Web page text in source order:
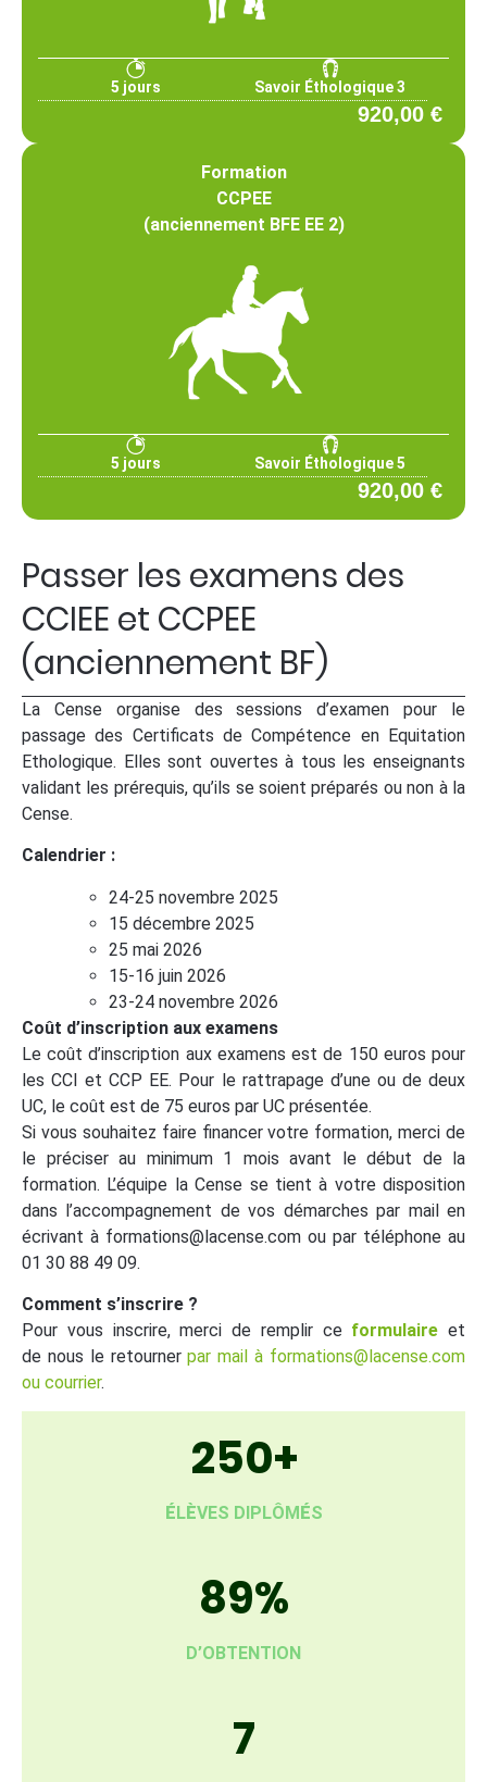
5 jours Savoir Éthologique 3
920,00 €
Formation
CCPEE
(anciennement BFE EE 2)
5 jours Savoir Éthologique 5
920,00 €
Passer les examens des
CCIEE et CCPEE
(anciennement BF)
La Cense organise des sessions d’examen pour le
passage des Certificats de Compétence en Equitation
Ethologique. Elles sont ouvertes à tous les enseignants
validant les prérequis, qu’ils se soient préparés ou non à la
Cense.
Calendrier :
24-25 novembre 2025
15 décembre 2025
25 mai 2026
15-16 juin 2026
23-24 novembre 2026
Coût d’inscription aux examens
Le coût d’inscription aux examens est de 150 euros pour
les CCI et CCP EE. Pour le rattrapage d’une ou de deux
UC, le coût est de 75 euros par UC présentée.
Si vous souhaitez faire financer votre formation, merci de
le préciser au minimum 1 mois avant le début de la
formation. L’équipe la Cense se tient à votre disposition
dans l’accompagnement de vos démarches par mail en
écrivant à formations@lacense.com ou par téléphone au
01 30 88 49 09.
Comment s’inscrire ?
Pour vous inscrire, merci de remplir ce formulaire et
de nous le retournerpar mail à formations@lacense.com
ou courrier.
250+
É LÈVES DIPLÔM ÉS
89%
D’OBTENTION
7